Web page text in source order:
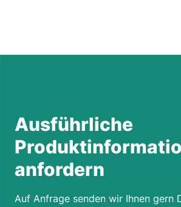
Ausführliche
anfordern
Auf Anfrage senden wir Ihnen gern